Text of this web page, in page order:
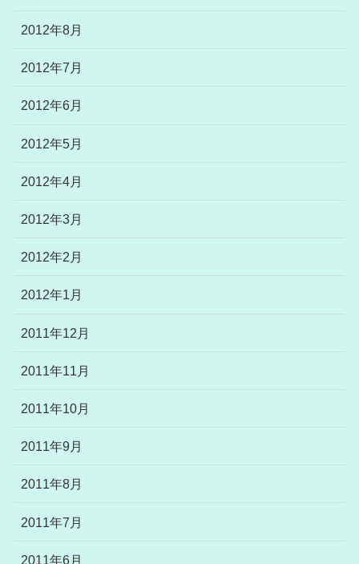
2012年8月
2012年7月
2012年6月
2012年5月
2012年4月
2012年3月
2012年2月
2012年1月
2011年12月
2011年11月
2011年10月
2011年9月
2011年8月
2011年7月
2011年6月